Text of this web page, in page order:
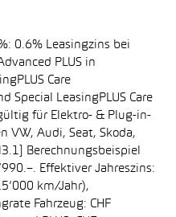
0.6% Leasingzins bei
PLUS in
Care
Special LeasingPLUS Care
für Elektro- & Plug-in-
VW, Audi, Seat, Skoda,
Berechnungsbeispiel
Effektiver Jahreszins:
km/Jahr),
Fahrzeug: CHF